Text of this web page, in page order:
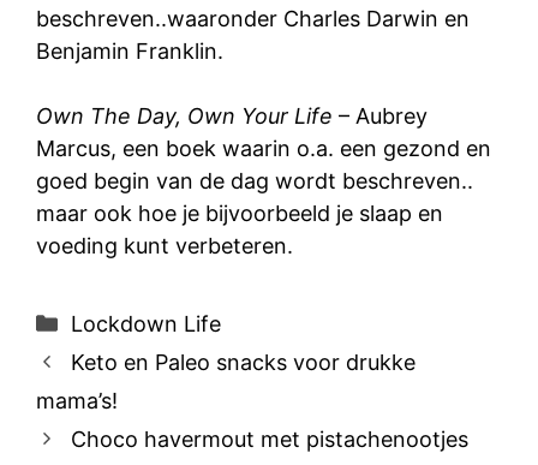
beschreven..waaronder Charles Darwin en
Benjamin Franklin.
Own The Day, Own Your Life – Aubrey
Marcus, een boek waarin o.a. een gezond en
goed begin van de dag wordt beschreven..
maar ook hoe je bijvoorbeeld je slaap en
voeding kunt verbeteren.
Categorieën
Lockdown Life
Keto en Paleo snacks voor drukke
mama’s!
Choco havermout met pistachenootjes